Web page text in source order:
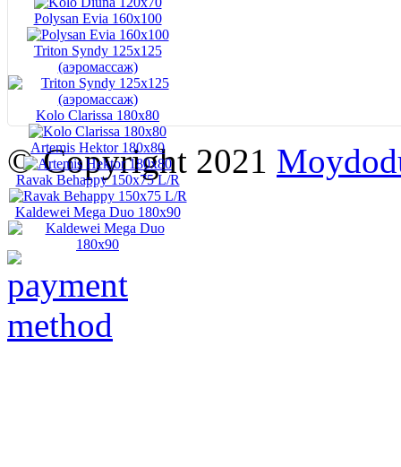
Polysan Evia 160x100
Triton Syndy 125x125
(аэромассаж)
Kolo Clarissa 180x80
Artemis Hektor 180x80
Ravak Behappy 150x75 L/R
Kaldewei Mega Duo 180x90
© Copyright 2021